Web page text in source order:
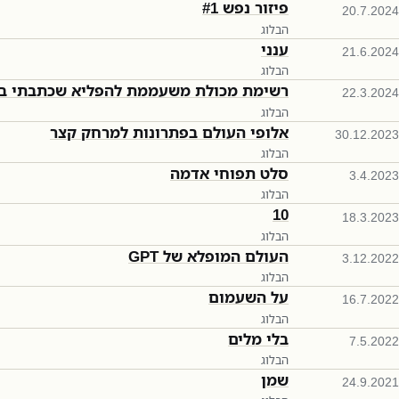
20.7.2024 פיזור נפש #1
הבלוג
21.6.2024 ענני
הבלוג
22.3.2024 רשימת מכולת משעממת להפליא שכתבתי
הבלוג
30.12.2023 אלופי העולם בפתרונות למרחק קצר
הבלוג
3.4.2023 סלט תפוחי אדמה
הבלוג
18.3.2023
10
הבלוג
3.12.2022 העולם המופלא של GPT
הבלוג
16.7.2022 על השעמום
הבלוג
7.5.2022 בלי מלים
הבלוג
24.9.2021 שמן